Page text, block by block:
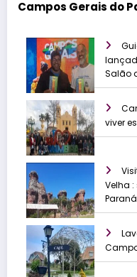
Campos Gerais do
Salão
viver
Velha
Paraná